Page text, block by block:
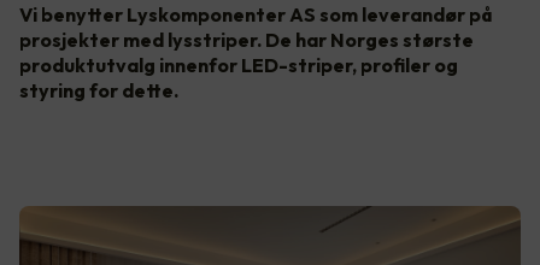
Vi benytter Lyskomponenter AS som leverandør på
prosjekter med lysstriper. De har Norges største
produktutvalg innenfor LED-striper, profiler og
styring for dette.